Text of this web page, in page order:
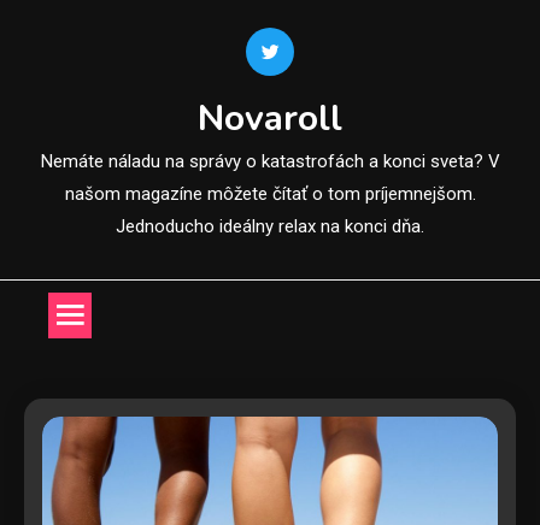
Novaroll
Nemáte náladu na správy o katastrofách a konci sveta? V
našom magazíne môžete čítať o tom príjemnejšom.
Jednoducho ideálny relax na konci dňa.